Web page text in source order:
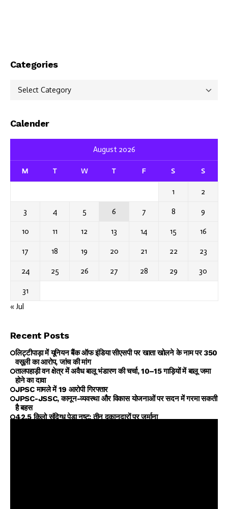
Categories
Categories
Calender
August 2026
M T W T F S S
1 2
3 4 5 6 7 8 9
10 11 12 13 14 15 16
17 18 19 20 21 22 23
24 25 26 27 28 29 30
31
« Jul
Recent Posts
लिट्टीपाड़ा में यूनियन बैंक ऑफ इंडिया सीएसपी पर खाता खोलने के नाम पर ₹350
वसूली का आरोप, जांच की मांग
तालपहाड़ी वन क्षेत्र में अवैध बालू भंडारण की चर्चा, 10–15 गाड़ियों में बालू जमा
होने का दावा
JPSC मामले में 19 आरोपी गिरफ्तार
JPSC-JSSC, कानून-व्यवस्था और विकास योजनाओं पर सदन में गरमा सकती
है बहस
42.5 किलो संदिग्ध पेड़ा नष्ट; तीन दुकानदारों पर जुर्माना